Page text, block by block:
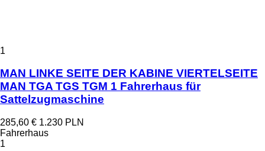
1
MAN LINKE SEITE DER KABINE VIERTELSEITE
MAN TGA TGS TGM 1 Fahrerhaus für
Sattelzugmaschine
285,60 € 1.230 PLN
Fahrerhaus
1